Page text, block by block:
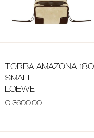
TORBA AMAZONA 180
SMALL
LOEWE
€ 3600.00